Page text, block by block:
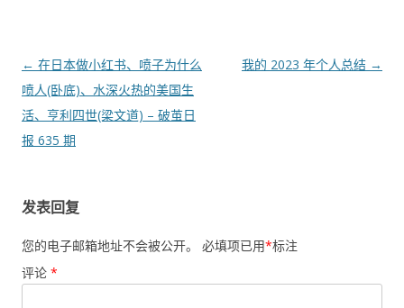
文
章
导
航
← 在日本做小红书、喷子为什么
喷人(卧底)、水深火热的美国生
活、亨利四世(梁文道) – 破茧日
报 635 期
我的 2023 年个人总结 →
发表回复
您的电子邮箱地址不会被公开。 必填项已用*标注
评论 *